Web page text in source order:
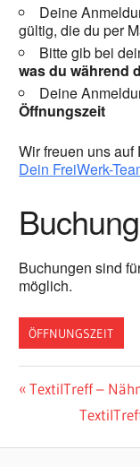
Deine
gültig, die du per
Bitte gib bei
was du während
Deine
Öffnungszeit
Wir freuen uns auf
Dein FreiWerk-
Buchungen sind
möglich.
ÖFFNUNGSZEIT
Vorheriger
TextilTreff –
Nächster